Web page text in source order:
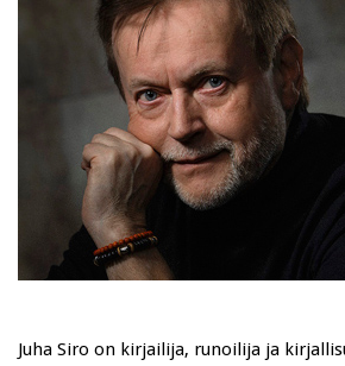
Juha Siro on kirjailija, runoilija ja